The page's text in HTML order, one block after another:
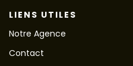
LIENS UTILES
Notre Agence
Contact